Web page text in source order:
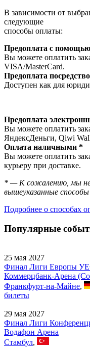
В зависимости от
следующие
способы оплаты:
Предоплата с
Вы можете оплатить
VISA/MasterСard.
Предоплата
Доступен как для
Предоплата
Вы можете оплатить
ЯндексДеньги, Qiwi
Оплата наличными *
Вы можете оплатить
курьеру при доставке.
* — К сожалению, мы
вышеуказанные
Подробнее о способах
Популярные
25 мая 2027
Финал Лиги Европы
Коммерцбанк-Арена
Франкфурт-на-Майне,
билеты
29 мая 2027
Финал Лиги
Водафон Арена
Стамбул,